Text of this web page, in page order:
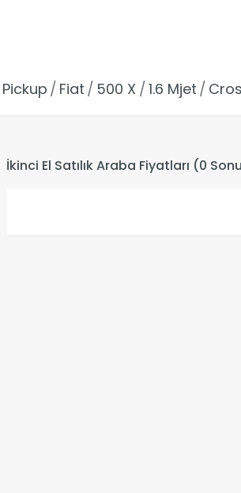
Fiat 500 X 1.6 Mjet
İkinci El Satılık Araba Fiyatları (0